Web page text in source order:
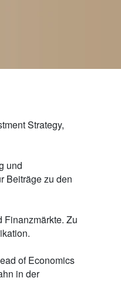
Strategy,
und
Beiträge zu den
Finanzmärkte. Zu
of Economics
in der